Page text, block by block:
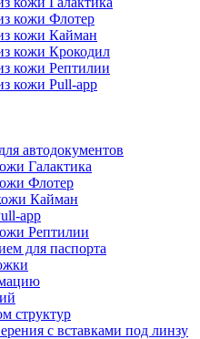
кожи Флотер
кожи Кайман
кожи Крокодил
кожи Рептилии
кожи Pull-app
автодокументов
Галактика
Флотер
Кайман
app
Рептилии
для паспорта
структур
с вставками под линзу